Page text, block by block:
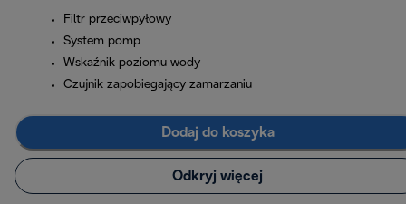
Filtr przeciwpyłowy
System pomp
Wskaźnik poziomu wody
Czujnik zapobiegający zamarzaniu
Dodaj do koszyka
Odkryj więcej